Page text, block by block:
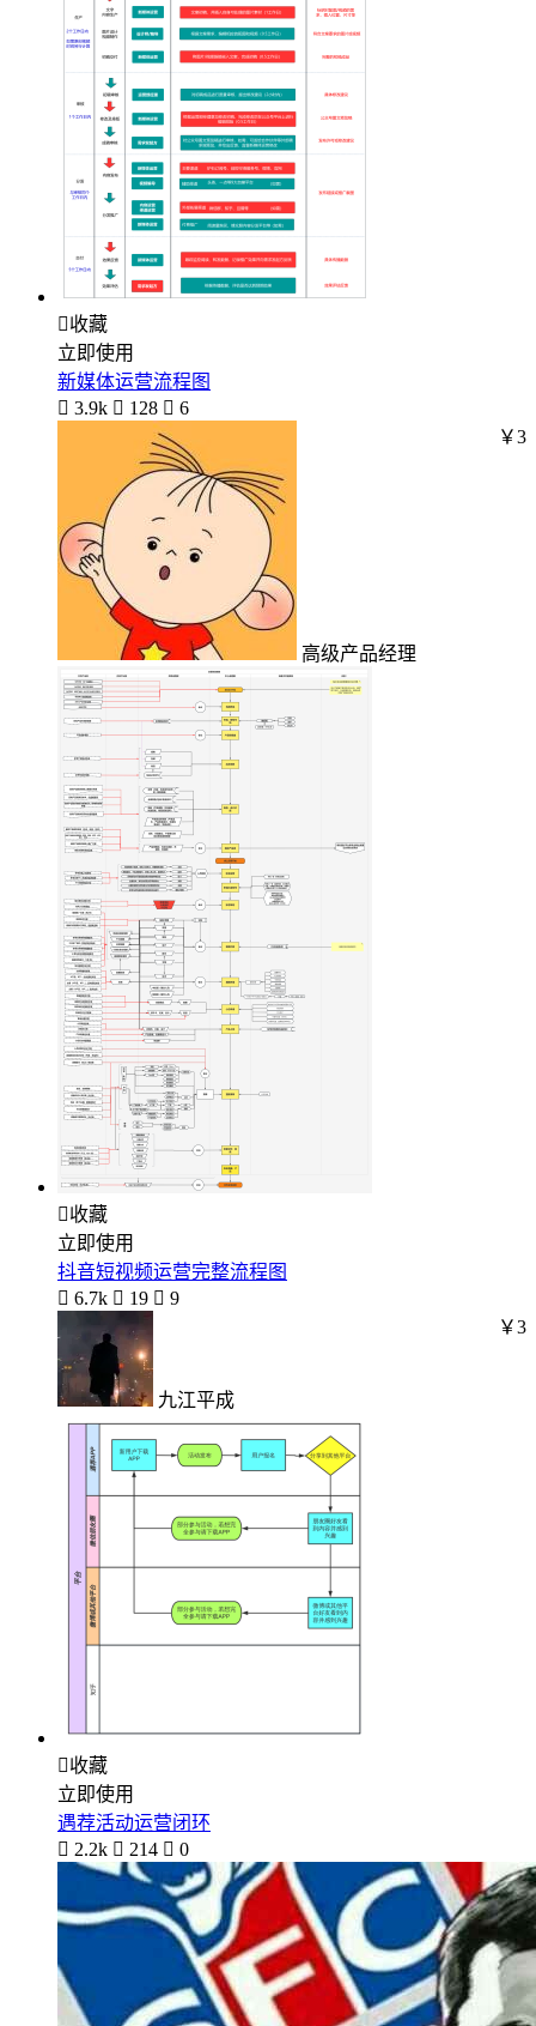
收藏
立即使用
新媒体运营流程图
 3.9k  128  6
高级产品经理
￥3
收藏
立即使用
抖音短视频运营完整流程图
 6.7k  19  9
九江平成
￥3
收藏
立即使用
遇荐活动运营闭环
 2.2k  214  0